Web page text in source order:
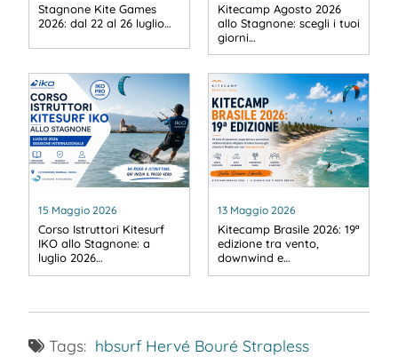
Stagnone Kite Games
2026: dal 22 al 26 luglio…
Kitecamp Agosto 2026
allo Stagnone: scegli i tuoi
giorni…
15 Maggio 2026
Corso Istruttori Kitesurf
IKO allo Stagnone: a
luglio 2026…
13 Maggio 2026
Kitecamp Brasile 2026: 19ª
edizione tra vento,
downwind e…
Tags: hbsurf Hervé Bouré Strapless